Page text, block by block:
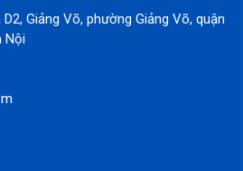
Giảng Võ, phường Giảng Võ, quận
Nội